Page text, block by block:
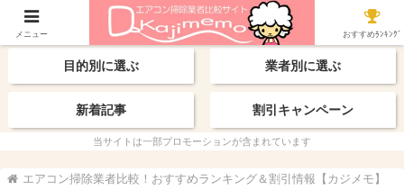
【最新】おすすめ業者 エリアから探す
目的別に選ぶ 業者別に選ぶ
新着記事 割引キャンペーン
当サイトは一部プロモーションが含まれています
エアコン掃除業者比較！おすすめランキング＆割引情報【カジメモ】
メニュー おすすめﾗﾝｷﾝｸﾞ